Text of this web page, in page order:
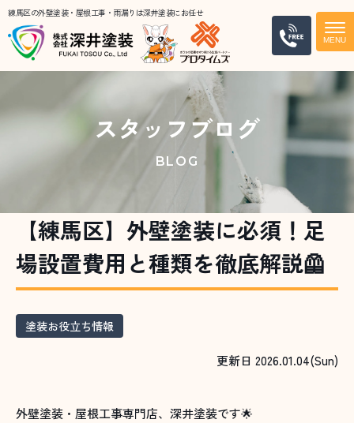
練馬区の外壁塗装・屋根工事・雨漏りは深井塗装にお任せ
電話
スタッフブログ
BLOG
【練馬区】外壁塗装に必須！足
場設置費用と種類を徹底解説🦺
塗装お役立ち情報
更新日 2026.01.04(Sun)
外壁塗装・屋根工事専門店、深井塗装です🌟